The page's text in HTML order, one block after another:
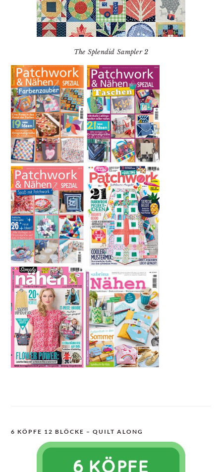
The Splendid Sampler 2
6 KÖPFE 12 BLÖCKE – QUILT ALONG